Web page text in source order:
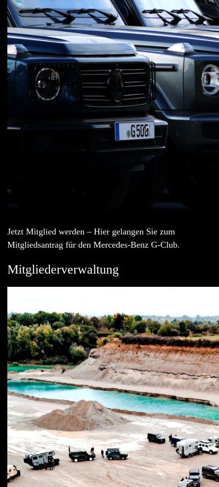
Jetzt Mitglied werden – Hier gelangen Sie zum
Mitgliedsantrag für den Mercedes-Benz G-Club.
Mitgliederverwaltung